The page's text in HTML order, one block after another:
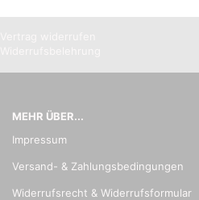
MEHR ÜBER...
Impressum
Versand- & Zahlungsbedingungen
Widerrufsrecht & Widerrufsformular